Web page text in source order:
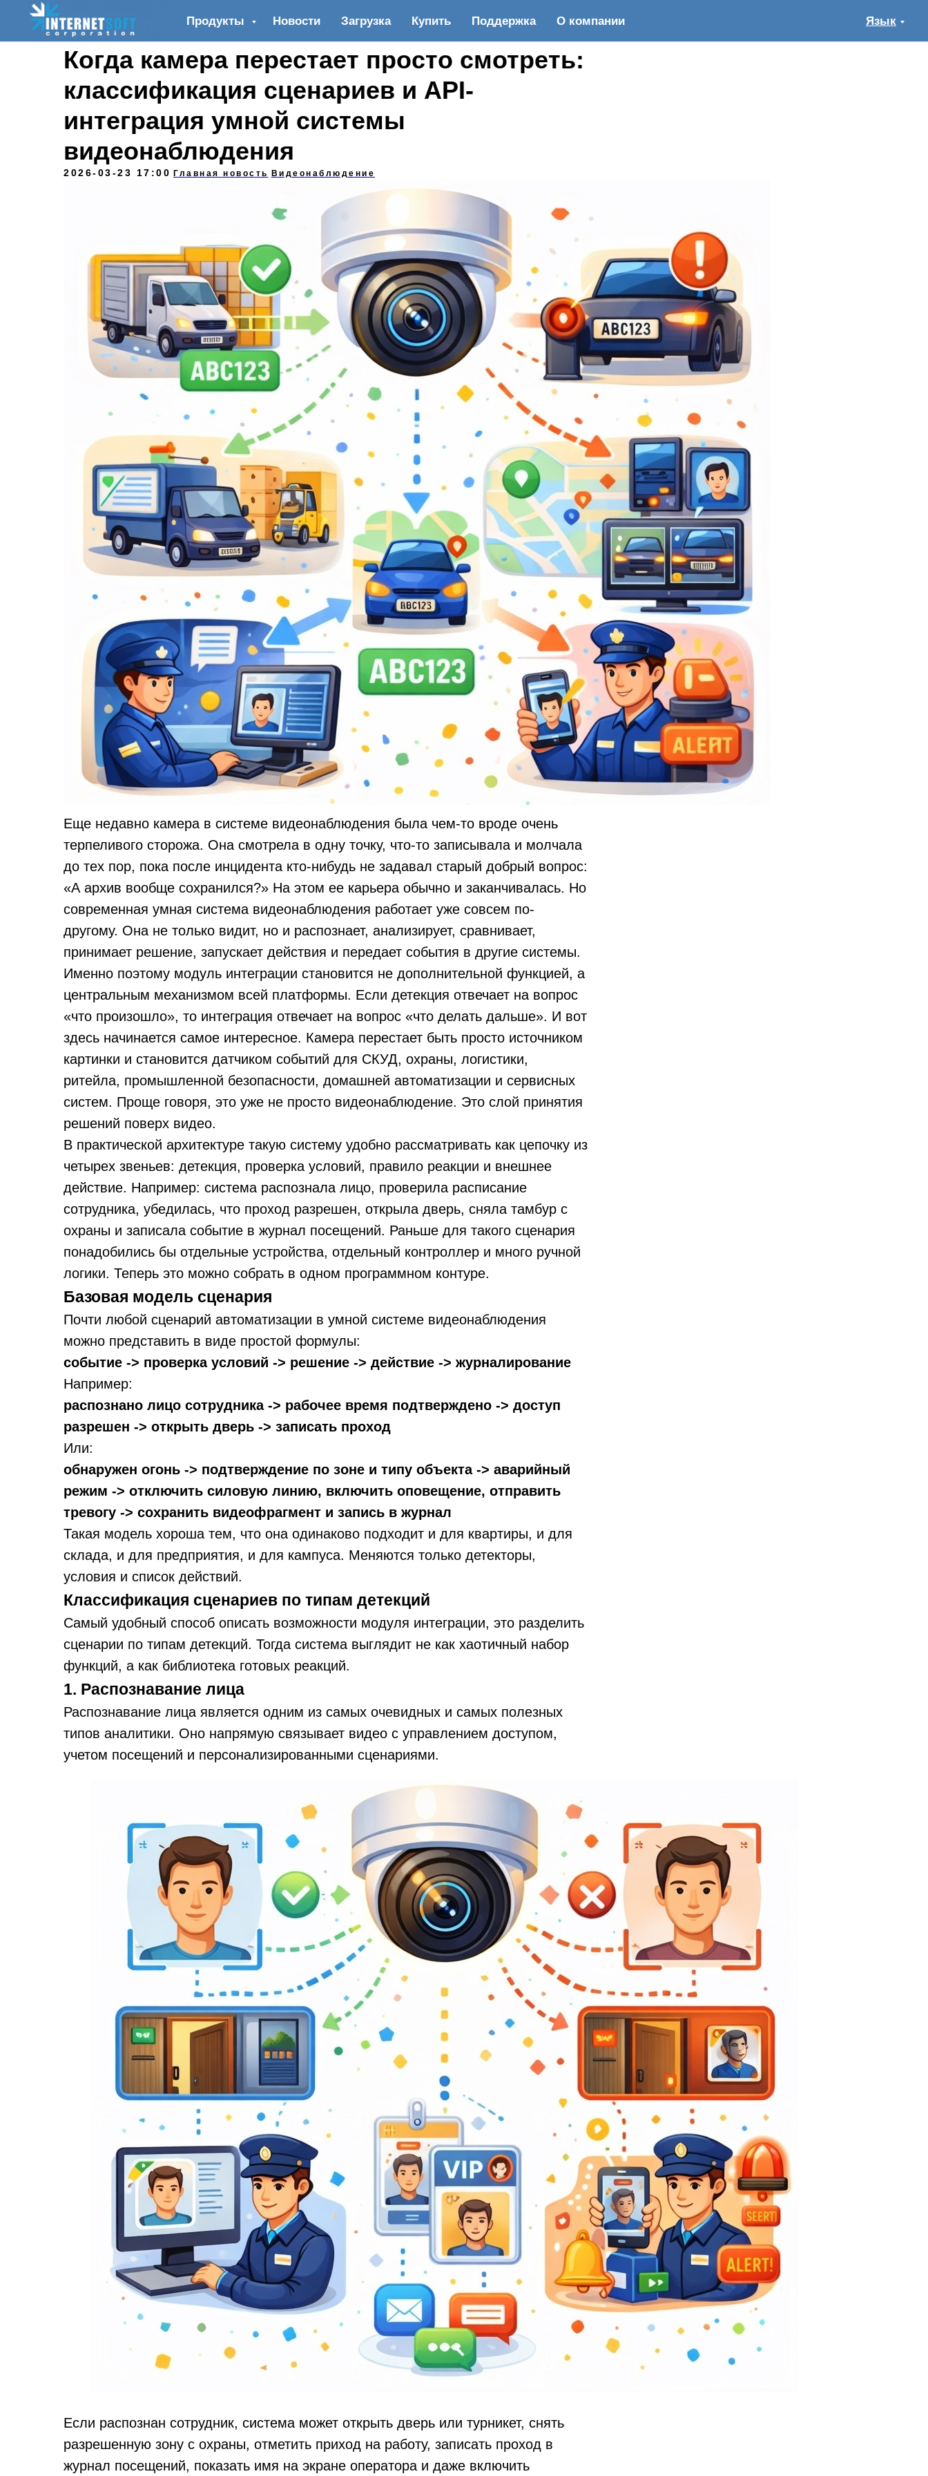
Продукты Новости Загрузка Купить Поддержка О компании Язык
Когда камера перестает просто смотреть:
классификация сценариев и API-
интеграция умной системы
видеонаблюдения
2026-03-23 17:00 Главная новость Видеонаблюдение
Еще недавно камера в системе видеонаблюдения была чем-то вроде очень
терпеливого сторожа. Она смотрела в одну точку, что-то записывала и молчала
до тех пор, пока после инцидента кто-нибудь не задавал старый добрый вопрос:
«А архив вообще сохранился?» На этом ее карьера обычно и заканчивалась. Но
современная умная система видеонаблюдения работает уже совсем по-
другому. Она не только видит, но и распознает, анализирует, сравнивает,
принимает решение, запускает действия и передает события в другие системы.
Именно поэтому модуль интеграции становится не дополнительной функцией, а
центральным механизмом всей платформы. Если детекция отвечает на вопрос
«что произошло», то интеграция отвечает на вопрос «что делать дальше». И вот
здесь начинается самое интересное. Камера перестает быть просто источником
картинки и становится датчиком событий для СКУД, охраны, логистики,
ритейла, промышленной безопасности, домашней автоматизации и сервисных
систем. Проще говоря, это уже не просто видеонаблюдение. Это слой принятия
решений поверх видео.
В практической архитектуре такую систему удобно рассматривать как цепочку из
четырех звеньев: детекция, проверка условий, правило реакции и внешнее
действие. Например: система распознала лицо, проверила расписание
сотрудника, убедилась, что проход разрешен, открыла дверь, сняла тамбур с
охраны и записала событие в журнал посещений. Раньше для такого сценария
понадобились бы отдельные устройства, отдельный контроллер и много ручной
логики. Теперь это можно собрать в одном программном контуре.
Базовая модель сценария
Почти любой сценарий автоматизации в умной системе видеонаблюдения
можно представить в виде простой формулы:
событие -> проверка условий -> решение -> действие -> журналирование
Например:
распознано лицо сотрудника -> рабочее время подтверждено -> доступ
разрешен -> открыть дверь -> записать проход
Или:
обнаружен огонь -> подтверждение по зоне и типу объекта -> аварийный
режим -> отключить силовую линию, включить оповещение, отправить
тревогу -> сохранить видеофрагмент и запись в журнал
Такая модель хороша тем, что она одинаково подходит и для квартиры, и для
склада, и для предприятия, и для кампуса. Меняются только детекторы,
условия и список действий.
Классификация сценариев по типам детекций
Самый удобный способ описать возможности модуля интеграции, это разделить
сценарии по типам детекций. Тогда система выглядит не как хаотичный набор
функций, а как библиотека готовых реакций.
1. Распознавание лица
Распознавание лица является одним из самых очевидных и самых полезных
типов аналитики. Оно напрямую связывает видео с управлением доступом,
учетом посещений и персонализированными сценариями.
Если распознан сотрудник, система может открыть дверь или турникет, снять
разрешенную зону с охраны, отметить приход на работу, записать проход в
журнал посещений, показать имя на экране оператора и даже включить